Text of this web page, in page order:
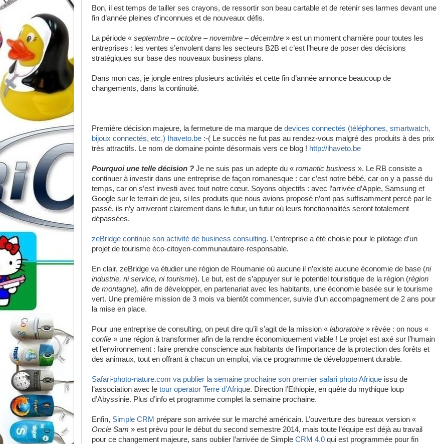
Bon, il est temps de tailler ses crayons, de ressortir son beau cartable et de retenir ses larmes devant une
fin d’année pleines d’inconnues et de nouveaux défis.
La période « septembre – octobre – novembre – décembre » est un moment charnière pour toutes les
entreprises : les ventes s’envolent dans les secteurs B2B et c’est l’heure de poser des décisions
stratégiques sur base des nouveaux business plans.
Dans mon cas, je jongle entres plusieurs activités et cette fin d’année annonce beaucoup de
changements, dans la continuité.
Première décision majeure, la fermeture de ma marque de devices connectés (téléphones, smartwatch,
bijoux connectés, etc.) Ihaveto.be :-( Le succès ne fut pas au rendez-vous malgré des produits à des prix
très attractifs. Le nom de domaine pointe désormais vers ce blog ! http://ihaveto.be
Pourquoi une telle décision ? Je ne suis pas un adepte du « romantic business ». Le RB consiste a
continuer à investir dans une entreprise de façon romanesque : car c’est notre bébé, car on y a passé du
temps, car on s’est investi avec tout notre cœur. Soyons objectifs : avec l’arrivée d’Apple, Samsung et
Google sur le terrain de jeu, si les produits que nous avions proposé n’ont pas suffisamment percé par le
passé, ils n’y arriveront clairement dans le futur, un futur où leurs fonctionnalités seront totalement
dépassées.
zeBridge continue son activité de business consulting. L’entreprise a été choisie pour le pilotage d’un
projet de tourisme éco-citoyen-communautaire-responsable.
En clair, zeBridge va étudier une région de Roumanie où aucune il n’existe aucune économie de base (ni
industrie, ni service, ni tourisme). Le but, est de s’appuyer sur le potentiel touristique de la région (région
de montagne), afin de développer, en partenariat avec les habitants, une économie basée sur le tourisme
vert. Une première mission de 3 mois va bientôt commencer, suivie d’un accompagnement de 2 ans pour
la mise en place.
Pour une entreprise de consulting, on peut dire qu’il s’agit de la mission « laboratoire » rêvée : on nous «
confie » une région à transformer afin de la rendre économiquement viable ! Le projet est axé sur l’humain
et l’environnement : faire prendre conscience aux habitants de l’importance de la protection des forêts et
des animaux, tout en offrant à chacun un emploi, via ce programme de développement durable.
Safari-photo-nature.com va publier la semaine prochaine son premier safari photo Afrique issu de
l’association avec le tour operator Terre d’Afrique. Direction l’Ethiopie, en quête du mythique loup
d’Abyssinie. Plus d’info et programme complet la semaine prochaine.
Enfin, Simple CRM prépare son arrivée sur le marché américain. L’ouverture des bureaux version «
Oncle Sam » est prévu pour le début du second semestre 2014, mais toute l’équipe est déjà au travail
pour ce changement majeure, sans oublier l’arrivée de Simple CRM 4.0 qui est programmée pour fin